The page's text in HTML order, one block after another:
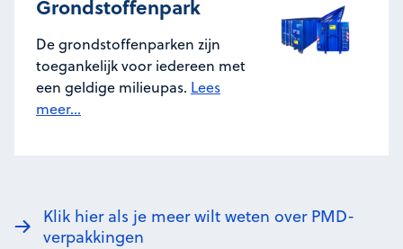
Grondstoffenpark
De grondstoffenparken zijn
toegankelijk voor iedereen met
een geldige milieupas. Lees
meer...
Klik hier als je meer wilt weten over PMD-
verpakkingen